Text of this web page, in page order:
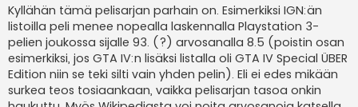
e
s
t
i
Kyllähän tämä pelisarjan parhain on. Esimerkiksi IGN:än
listoilla peli menee nopealla laskennalla Playstation 3-
pelien joukossa sijalle 93. (?) arvosanalla 8.5 (poistin osan
esimerkiksi, jos GTA IV:n lisäksi listalla oli GTA IV Special ÜBER
Edition niin se teki silti vain yhden pelin). Eli ei edes mikään
surkea teos tosiaankaan, vaikka pelisarjan tasoa onkin